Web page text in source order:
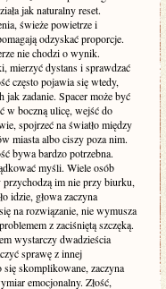
jak naturalny reset.
świeże powietrze i
odzyskać proporcje.
nie chodzi o wynik.
mierzyć dystans i sprawdzać
często pojawia się wtedy,
jak zadanie. Spacer może być
w boczną ulicę, wejść do
spojrzeć na światło między
miasta albo ciszy poza nim.
bywa bardzo potrzebna.
myśli. Wiele osób
przychodzą im nie przy biurku,
idzie, głowa zaczyna
na rozwiązanie, nie wymusza
z zaciśniętą szczęką.
wystarczy dwadzieścia
sprawę z innej
skomplikowane, zaczyna
emocjonalny. Złość,